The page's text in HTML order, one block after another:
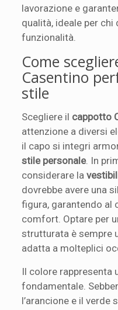
lavorazione e
qualità, ideale per
funzionalità.
Come
Casentino
stile
Scegliere il cappotto
attenzione a diversi
il capo si integri
stile personale. In
considerare la
dovrebbe avere una
figura, garantendo al
comfort. Optare per
strutturata è sempre
adatta a molteplici
Il colore rappresenta
fondamentale.
l’arancione e il verde